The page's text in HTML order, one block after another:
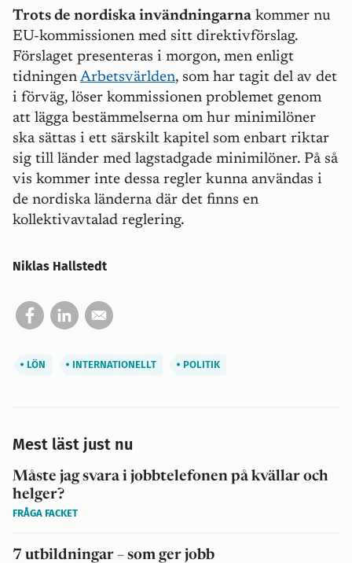
Trots de nordiska invändningarna kommer nu
EU-kommissionen med sitt direktivförslag.
Förslaget presenteras i morgon, men enligt
tidningen Arbetsvärlden, som har tagit del av det
i förväg, löser kommissionen problemet genom
att lägga bestämmelserna om hur minimilöner
ska sättas i ett särskilt kapitel som enbart riktar
sig till länder med lagstadgade minimilöner. På så
vis kommer inte dessa regler kunna användas i
de nordiska länderna där det finns en
kollektivavtalad reglering.
Niklas Hallstedt
LÖN INTERNATIONELLT POLITIK
Mest läst just nu
Måste jag svara i jobbtelefonen på kvällar och
helger?
FRÅGA FACKET
7 utbildningar – som ger jobb